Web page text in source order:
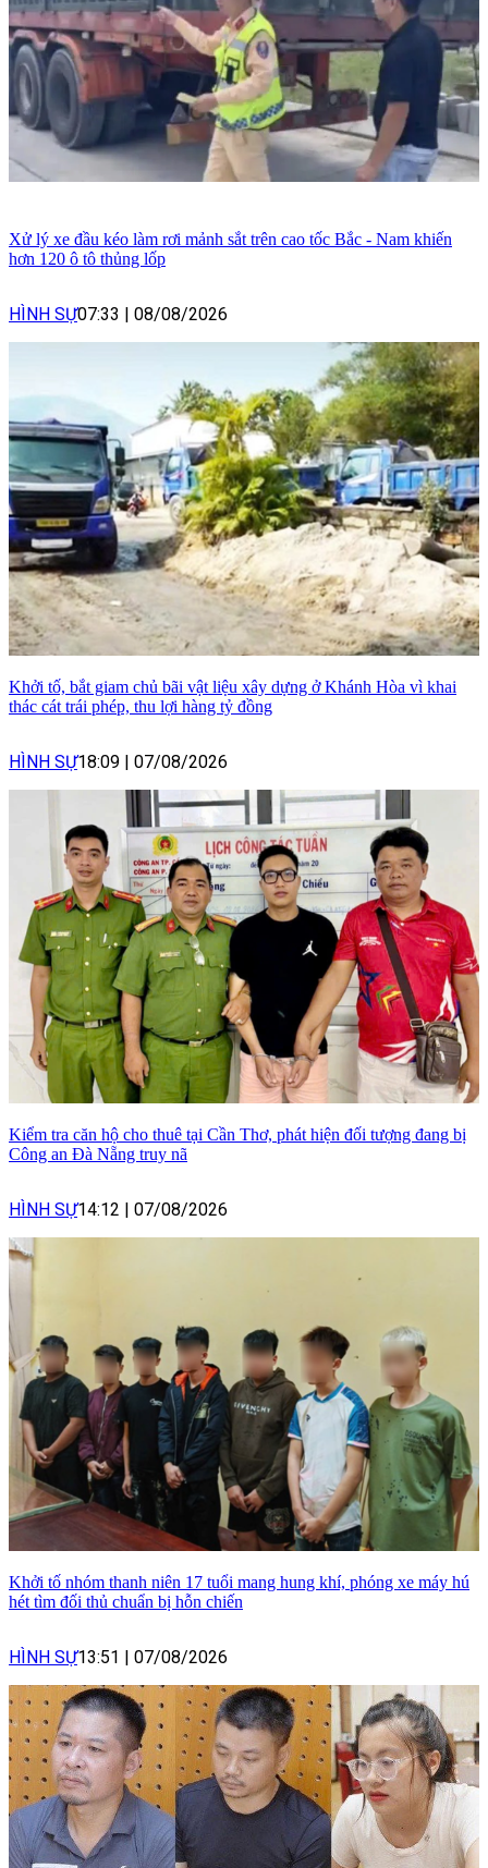
Xử lý xe đầu kéo làm rơi mảnh sắt trên cao tốc Bắc - Nam khiến
hơn 120 ô tô thủng lốp
HÌNH SỰ07:33 08/08/2026
Khởi tố, bắt giam chủ bãi vật liệu xây dựng ở Khánh Hòa vì khai
thác cát trái phép, thu lợi hàng tỷ đồng
HÌNH SỰ18:09 07/08/2026
Kiểm tra căn hộ cho thuê tại Cần Thơ, phát hiện đối tượng đang bị
Công an Đà Nẵng truy nã
HÌNH SỰ14:12 07/08/2026
Khởi tố nhóm thanh niên 17 tuổi mang hung khí, phóng xe máy hú
hét tìm đối thủ chuẩn bị hỗn chiến
HÌNH SỰ13:51 07/08/2026